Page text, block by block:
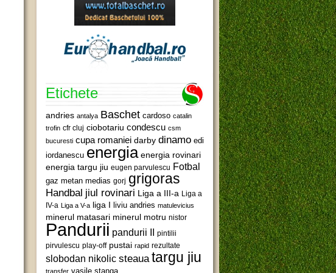
Etichete
andries antalya Baschet cardoso catalin
trofin cfr cluj ciobotariu condescu csm
bucuresti cupa romaniei darby dinamo edi
iordanescu energia energia rovinari
energia targu jiu eugen parvulescu Fotbal
gaz metan medias gorj grigoras
Handbal jiul rovinari Liga a III-a Liga a
IV-a Liga a V-a liga I liviu andries matulevicius
minerul matasari minerul motru nistor
Pandurii pandurii II pintilii
pirvulescu play-off pustai rapid rezultate
slobodan nikolic steaua targu jiu
transfer vasile stanga